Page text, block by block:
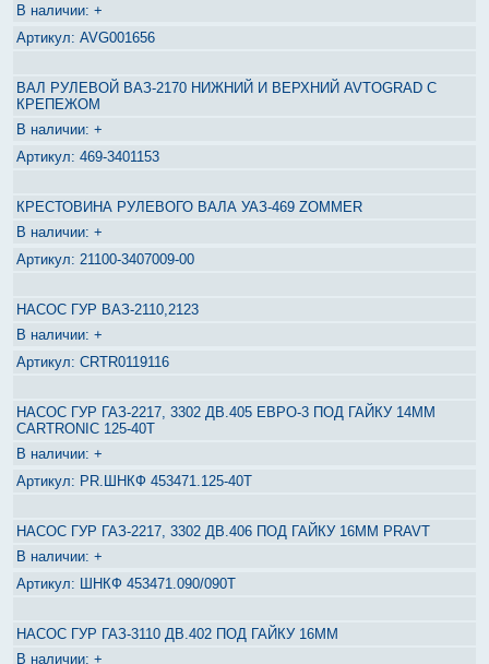
+
AVG001656
ВАЛ РУЛЕВОЙ ВАЗ-2170 НИЖНИЙ И ВЕРХНИЙ AVTOGRAD С
КРЕПЕЖОМ
+
469-3401153
КРЕСТОВИНА РУЛЕВОГО ВАЛА УАЗ-469 ZOMMER
+
21100-3407009-00
НАСОС ГУР ВАЗ-2110,2123
+
CRTR0119116
НАСОС ГУР ГАЗ-2217, 3302 ДВ.405 ЕВРО-3 ПОД ГАЙКУ 14ММ
CARTRONIC 125-40Т
+
PR.ШНКФ 453471.125-40T
НАСОС ГУР ГАЗ-2217, 3302 ДВ.406 ПОД ГАЙКУ 16ММ PRAVT
+
ШНКФ 453471.090/090Т
НАСОС ГУР ГАЗ-3110 ДВ.402 ПОД ГАЙКУ 16ММ
+